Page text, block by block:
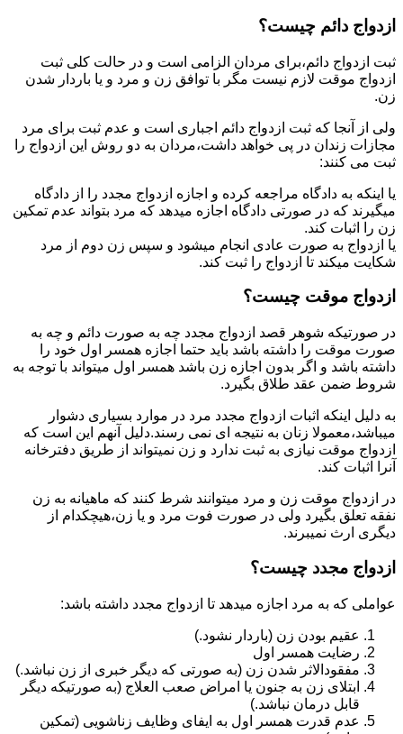
ازدواج دائم چیست؟
ثبت ازدواج دائم،برای مردان الزامی است و در حالت کلی ثبت
ازدواج موقت لازم نیست مگر با توافق زن و مرد و یا باردار شدن
زن.
ولی از آنجا که ثبت ازدواج دائم اجباری است و عدم ثبت برای مرد
مجازات زندان در پی خواهد داشت،مردان به دو روش این ازدواج را
ثبت می کنند:
یا اینکه به دادگاه مراجعه کرده و اجازه ازدواج مجدد را از دادگاه
میگیرند که در صورتی دادگاه اجازه میدهد که مرد بتواند عدم تمکین
زن را اثبات کند.
یا ازدواج به صورت عادی انجام میشود و سپس زن دوم از مرد
شکایت میکند تا ازدواج را ثبت کند.
ازدواج موقت چیست؟
در صورتیکه شوهر قصد ازدواج مجدد چه به صورت دائم و چه به
صورت موقت را داشته باشد باید حتما اجازه همسر اول خود را
داشته باشد و اگر بدون اجازه زن باشد همسر اول میتواند با توجه به
شروط ضمن عقد طلاق بگیرد.
به دلیل اینکه اثبات ازدواج مجدد مرد در موارد بسیاری دشوار
میباشد،معمولا زنان به نتیجه ای نمی رسند.دلیل آنهم این است که
ازدواج موقت نیازی به ثبت ندارد و زن نمیتواند از طریق دفترخانه
آنرا اثبات کند.
در ازدواج موقت زن و مرد میتوانند شرط کنند که ماهیانه به زن
نفقه تعلق بگیرد ولی در صورت فوت مرد و یا زن،هیچکدام از
دیگری ارث نمیبرند.
ازدواج مجدد چیست؟
عواملی که به مرد اجازه میدهد تا ازدواج مجدد داشته باشد:
عقیم بودن زن (باردار نشود.)
رضایت همسر اول
مفقودالاثر شدن زن (به صورتی که دیگر خبری از زن نباشد.)
ابتلای زن به جنون یا امراض صعب العلاج (به صورتیکه دیگر
قابل درمان نباشد.)
عدم قدرت همسر اول به ایفای وظایف زناشویی (تمکین